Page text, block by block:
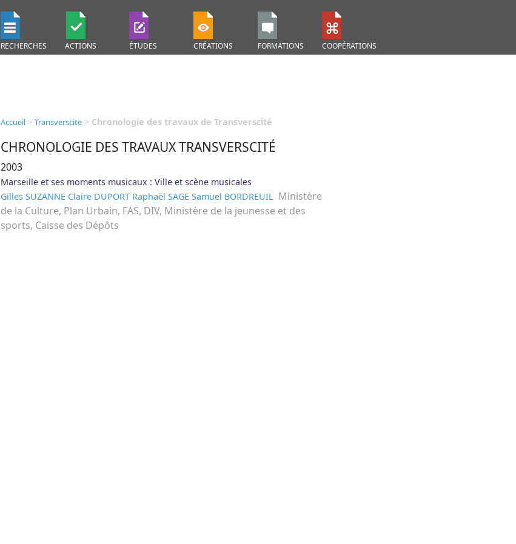
RECHERCHES ACTIONS ÉTUDES CRÉATIONS FORMATIONS COOPÉRATIONS
Accueil > Transverscite > Chronologie des travaux de Transverscité
CHRONOLOGIE DES TRAVAUX TRANSVERSCITÉ
2003
Marseille et ses moments musicaux : Ville et scène musicales
Gilles SUZANNE Claire DUPORT Raphaël SAGE Samuel BORDREUIL Ministère
de la Culture, Plan Urbain, FAS, DIV, Ministère de la jeunesse et des
sports, Caisse des Dépôts